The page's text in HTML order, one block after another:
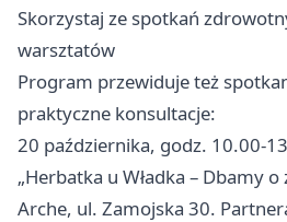
Skorzystaj ze spotkań
warsztatów
Program przewiduje też
praktyczne konsultacje:
20 października, godz. 10.00-
„Herbatka u Władka – Dbamy
Arche, ul. Zamojska 30.